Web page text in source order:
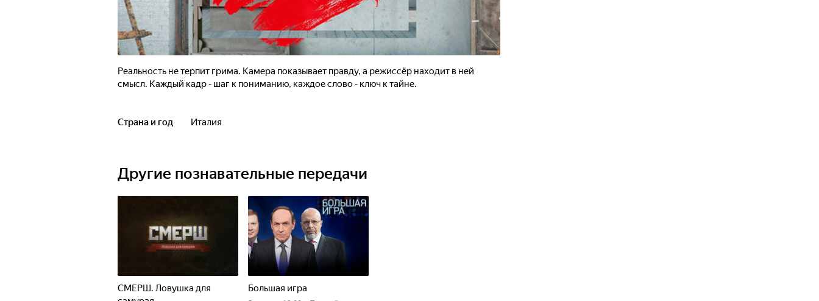
Реальность не терпит грима. Камера показывает правду, а режиссёр находит в ней
смысл. Каждый кадр - шаг к пониманию, каждое слово - ключ к тайне.
Страна и год Италия
Другие познавательные передачи
СМЕРШ. Ловушка для
Большая игра